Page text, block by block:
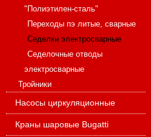
"Полиэтилен-сталь"
Переходы пэ литые, сварные
Седелки электросварные
Седелочные отводы
электросварные
Тройники
Насосы циркуляционные
Краны шаровые Bugatti